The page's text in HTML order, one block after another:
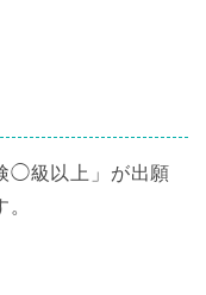
◯級以上」が出願